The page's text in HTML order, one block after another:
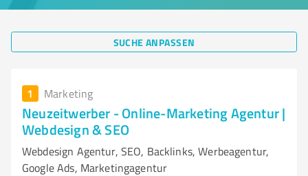
SUCHE ANPASSEN
1 Marketing
Neuzeitwerber - Online-Marketing Agentur |
Webdesign & SEO
Webdesign Agentur, SEO, Backlinks, Werbeagentur,
Google Ads, Marketingagentur